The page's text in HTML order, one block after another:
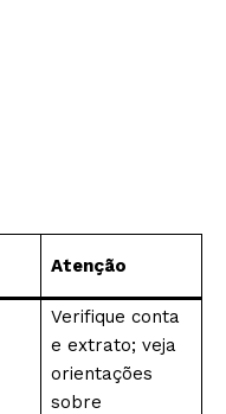
Atenção
Verifique conta
e extrato; veja
orientações
sobre